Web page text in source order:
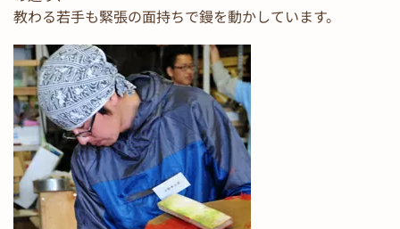
教わる若手も緊張の面持ちで鏝を動かしています。